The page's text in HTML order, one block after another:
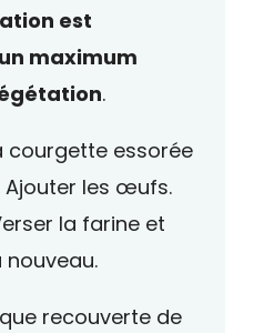
est
maximum
.
courgette essorée
Ajouter les œufs.
la farine et
recouverte de